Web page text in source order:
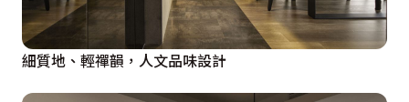
細質地、輕禪韻，人文品味設計